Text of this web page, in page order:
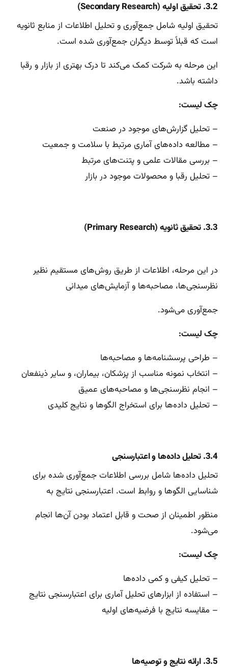
3.2. تحقیق اولیه (Secondary Research)
تحقیق اولیه شامل جمع‌آوری و تحلیل اطلاعات از منابع ثانویه
است که قبلاً توسط دیگران جمع‌آوری شده است.
این مرحله به شرکت کمک می‌کند تا درک بهتری از بازار و رقبا
داشته باشد.
چک لیست:
– تحلیل گزارش‌های موجود در صنعت
– مطالعه داده‌های آماری مرتبط با سلامت و جمعیت
– بررسی مقالات علمی و پتنت‌های مرتبط
– تحلیل رقبا و محصولات موجود در بازار
3.3. تحقیق ثانویه (Primary Research)
در این مرحله، اطلاعات از طریق روش‌های مستقیم نظیر
نظرسنجی‌ها، مصاحبه‌ها و آزمایش‌های میدانی
جمع‌آوری می‌شود.
چک لیست:
– طراحی پرسشنامه‌ها و مصاحبه‌ها
– انتخاب نمونه مناسب از پزشکان، بیماران، و سایر ذینفعان
– انجام نظرسنجی‌ها و مصاحبه‌های عمیق
– تحلیل داده‌ها برای استخراج الگوها و نتایج کلیدی
3.4. تحلیل داده‌ها و اعتبارسنجی
تحلیل داده‌ها شامل بررسی اطلاعات جمع‌آوری شده برای
شناسایی الگوها و روابط است. اعتبارسنجی نتایج به
منظور اطمینان از صحت و قابل اعتماد بودن آن‌ها انجام
می‌شود.
چک لیست:
– تحلیل کیفی و کمی داده‌ها
– استفاده از ابزارهای تحلیل آماری برای اعتبارسنجی نتایج
– مقایسه نتایج با فرضیه‌های اولیه
3.5. ارائه نتایج و توصیه‌ها